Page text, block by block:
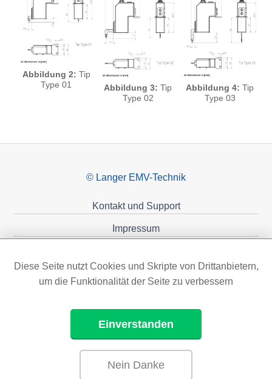
Abbildung 2: Tip
Type 01
Abbildung 3: Tip
Type 02
Abbildung 4: Tip
Type 03
© Langer EMV-Technik
Kontakt und Support
Impressum
Diese Seite nutzt Cookies und Skripte von Drittanbietern,
um die Funktionalität der Seite zu verbessern
Einverstanden
Nein Danke